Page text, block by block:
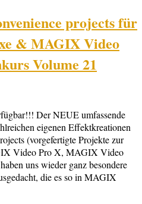
projects für
& MAGIX Video
Volume 21
Der NEUE umfassende
eigenen Effektkreationen
(vorgefertigte Projekte zur
Video Pro X, MAGIX Video
uns wieder ganz besondere
die es so in MAGIX